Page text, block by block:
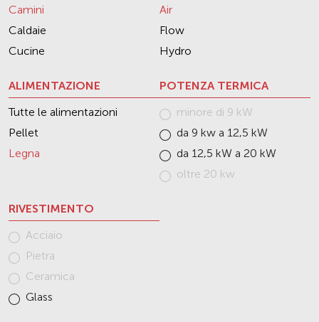
Camini
Caldaie
Cucine
Air
Flow
Hydro
ALIMENTAZIONE
Tutte le alimentazioni
Pellet
Legna
POTENZA TERMICA
minore di 9 kW
da 9 kw a 12,5 kW
da 12,5 kW a 20 kW
oltre 20 kw
RIVESTIMENTO
Acciaio
Pietra
Ceramica
Glass